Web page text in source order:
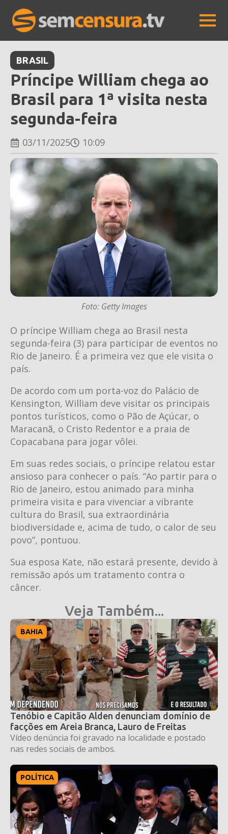
BRASIL
Príncipe William chega ao
Brasil para 1⁠ª visita nesta
segunda-feira
03/11/2025 10:09
Foto: Getty Images
O príncipe William chega ao Brasil nesta
segunda-feira (3) para participar de eventos no
Rio de Janeiro. É a primeira vez que ele visita o
país.
De acordo com um porta-voz do Palácio de
Kensington, William deve visitar os principais
pontos turísticos, como o Pão de Açúcar, o
Maracanã, o Cristo Redentor e a praia de
Copacabana para jogar vôlei.
Em suas redes sociais, o príncipe relatou estar
ansioso para conhecer o país. “Ao partir para o
Rio de Janeiro, estou animado para minha
primeira visita e para vivenciar a vibrante
cultura do Brasil, sua extraordinária
biodiversidade e, acima de tudo, o calor de seu
povo”, pontuou.
Sua esposa Kate, não estará presente, devido à
remissão após um tratamento contra o
câncer.
Veja Também...
BAHIA
Tenóbio e Capitão Alden denunciam domínio de
facções em Areia Branca, Lauro de Freitas
Vídeo denúncia foi gravado na localidade e postado
nas redes sociais de ambos.
POLÍTICA